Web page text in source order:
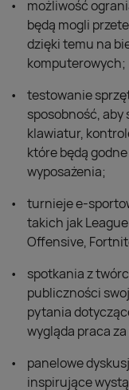
możliwość
będą mogli
dzięki temu na
komputerowych;
testowanie
sposobność, aby
klawiatur,
które będą
wyposażenia;
turnieje e-
takich jak
Offensive,
spotkania z
publiczności
pytania
wygląda praca
panelowe
inspirujące